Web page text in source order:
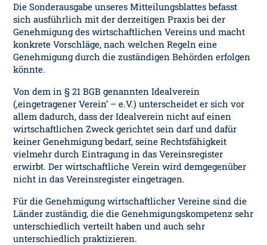
Die Sonderausgabe unseres Mitteilungsblattes befasst
sich ausführlich mit der derzeitigen Praxis bei der
Genehmigung des wirtschaftlichen Vereins und macht
konkrete Vorschläge, nach welchen Regeln eine
Genehmigung durch die zuständigen Behörden erfolgen
könnte.
Von dem in § 21 BGB genannten Idealverein
(‚eingetragener Verein’ – e.V.) unterscheidet er sich vor
allem dadurch, dass der Idealverein nicht auf einen
wirtschaftlichen Zweck gerichtet sein darf und dafür
keiner Genehmigung bedarf, seine Rechtsfähigkeit
vielmehr durch Eintragung in das Vereinsregister
erwirbt. Der wirtschaftliche Verein wird demgegenüber
nicht in das Vereinsregister eingetragen.
Für die Genehmigung wirtschaftlicher Vereine sind die
Länder zuständig, die die Genehmigungskompetenz sehr
unterschiedlich verteilt haben und auch sehr
unterschiedlich praktizieren.